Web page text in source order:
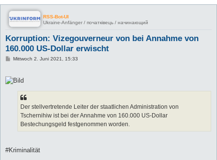
RSS-Bot-UI
Ukraine-Anfänger / початківець / начинающий
Korruption: Vizegouverneur von bei Annahme von
160.000 US-Dollar erwischt
B
t
r
Mittwoch 2. Juni 2021, 15:33
Der stellvertretende Leiter der staatlichen Administration von
Tschernihiw ist bei der Annahme von 160.000 US-Dollar
Bestechungsgeld festgenommen worden.
#Kriminalität